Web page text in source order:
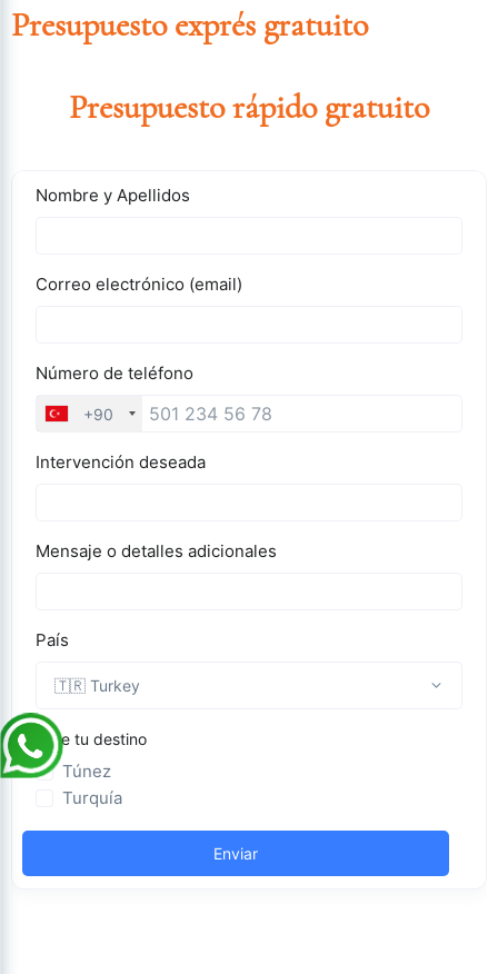
Presupuesto exprés gratuito
Presupuesto rápido gratuito